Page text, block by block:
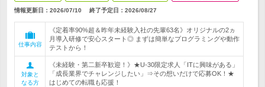
情報更新日：2026/07/10 終了予定日： 2026/08/27
仕事内容
《定着率90%超＆昨年未経験入社の先輩63名》オリジナルの2ヵ
月導入研修で安心スタート◎ まずは簡単なプログラミングや動作
テストから！
対象と
なる方
《未経験・第二新卒歓迎！》★U-30限定求人「ITに興味がある」
「成長業界でチャレンジしたい」⇒その想いだけで応募OK！★
はじめての転職も応援！